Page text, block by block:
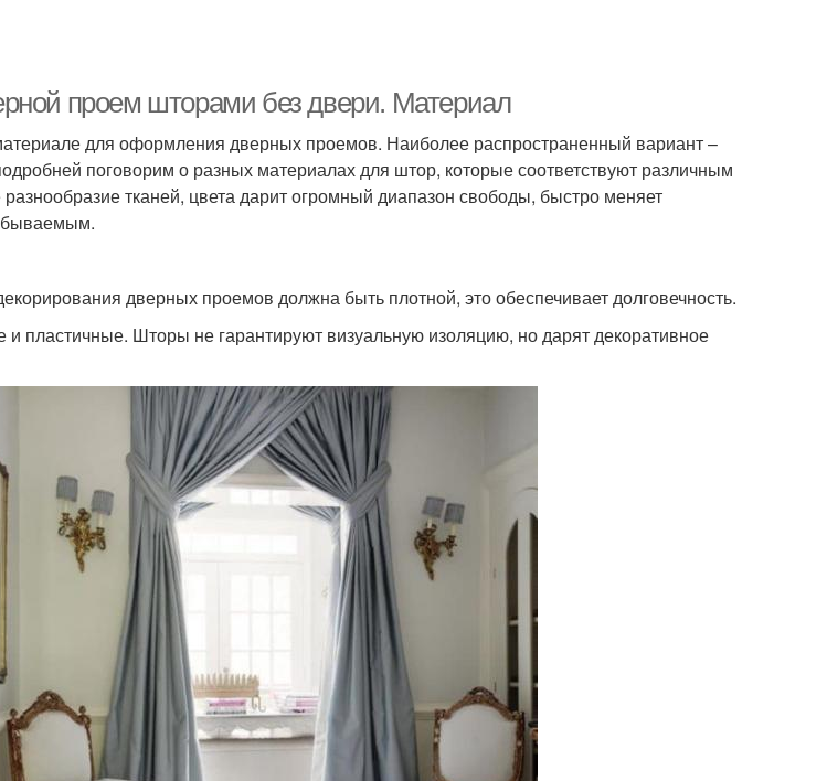
проем шторами без двери. Материал
для оформления дверных проемов. Наиболее распространенный вариант –
поговорим о разных материалах для штор, которые соответствуют различным
тканей, цвета дарит огромный диапазон свободы, быстро меняет
дверных проемов должна быть плотной, это обеспечивает долговечность.
пластичные. Шторы не гарантируют визуальную изоляцию, но дарят декоративное